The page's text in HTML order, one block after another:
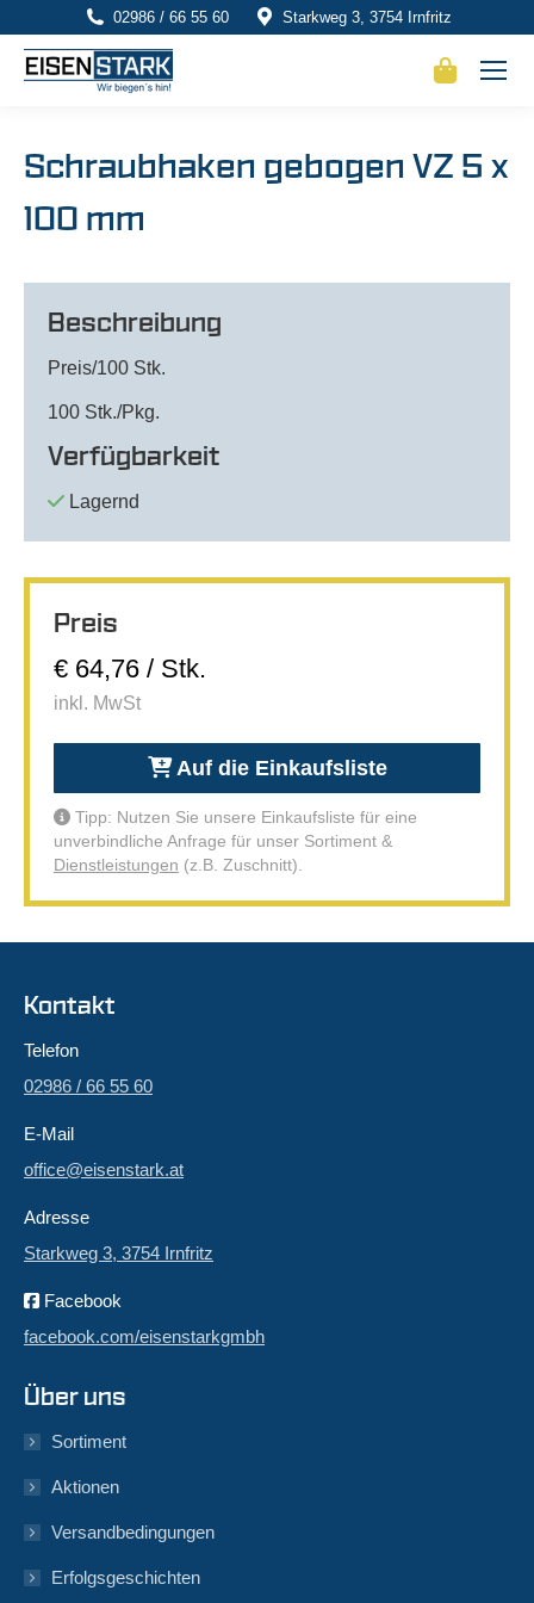
02986 / 66 55 60 Starkweg 3, 3754 Irnfritz
Schraubhaken gebogen VZ 5 x
100 mm
Beschreibung
Preis/100 Stk.
100 Stk./Pkg.
Verfügbarkeit
Lagernd
Preis
€ 64,76 / Stk.
inkl. MwSt
Auf die Einkaufsliste
Tipp: Nutzen Sie unsere Einkaufsliste für eine
unverbindliche Anfrage für unser Sortiment &
Dienstleistungen (z.B. Zuschnitt).
Kontakt
Telefon
02986 / 66 55 60
E-Mail
office@eisenstark.at
Adresse
Starkweg 3, 3754 Irnfritz
Facebook
facebook.com/eisenstarkgmbh
Über uns
Sortiment
Aktionen
Versandbedingungen
Erfolgsgeschichten